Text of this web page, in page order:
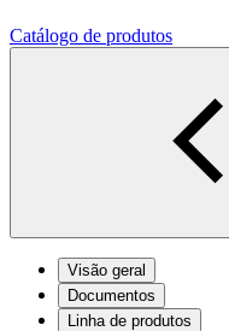
Catálogo de produtos
Visão geral
Documentos
Linha de produtos